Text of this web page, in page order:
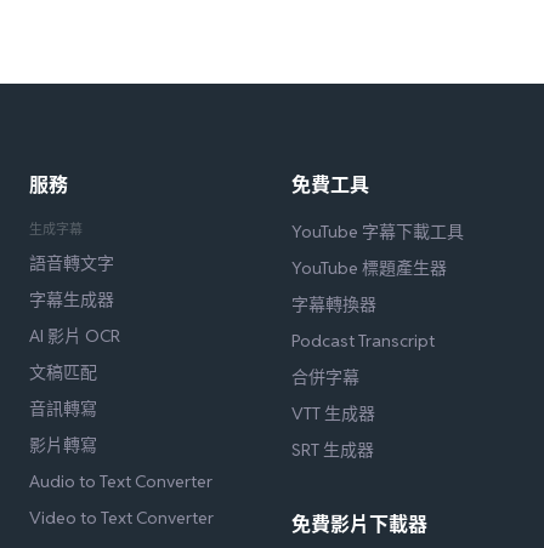
服務
生成字幕
語音轉文字
字幕生成器
AI 影片 OCR
文稿匹配
音訊轉寫
影片轉寫
Audio to Text Converter
Video to Text Converter
免費工具
YouTube 字幕下載工具
YouTube 標題產生器
字幕轉換器
Podcast Transcript
合併字幕
VTT 生成器
SRT 生成器
免費影片下載器